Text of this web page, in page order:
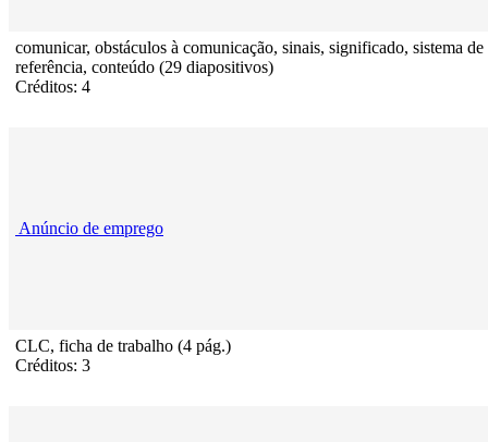
comunicar, obstáculos à comunicação, sinais, significado, sistema de
referência, conteúdo (29 diapositivos)
Créditos: 4
Anúncio de emprego
CLC, ficha de trabalho (4 pág.)
Créditos: 3